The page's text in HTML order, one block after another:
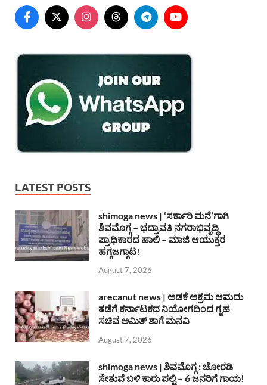
LATEST POSTS
shimoga news | ‘ಸರ್ಕಾರಿ ಮನೆ’ಗಾಗಿ
ಶಿವಮೊಗ್ಗ – ಭದ್ರಾವತಿ ನಗರಾಭಿವೃದ್ದಿ
ಪ್ರಾಧಿಕಾರದ ಹಾಲಿ – ಮಾಜಿ ಆಯುಕ್ತರ
ಹಗ್ಗಜಗ್ಗಾಟ!
August 7, 2026
arecanut news | ಅಡಕೆ ಅಕ್ರಮ ಆಮದು
ತಡೆಗೆ ಕರ್ನಾಟಕದ ನಿಯೋಗದಿಂದ ಗೃಹ
ಸಚಿವ ಅಮಿತ್ ಶಾಗೆ ಮನವಿ
August 7, 2026
shimoga news | ಶಿವಮೊಗ್ಗ : ಚೋರಡಿ
ಸೇತುವೆ ಬಳಿ ಕಾರು ಪಲ್ಟಿ – 6 ಜನರಿಗೆ ಗಾಯ!